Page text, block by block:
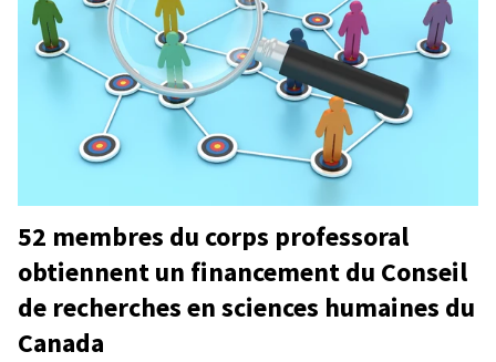
52 membres du corps professoral
obtiennent un financement du Conseil
de recherches en sciences humaines du
Canada